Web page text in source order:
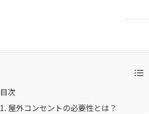
目次
1. 屋外コンセントの必要性とは？